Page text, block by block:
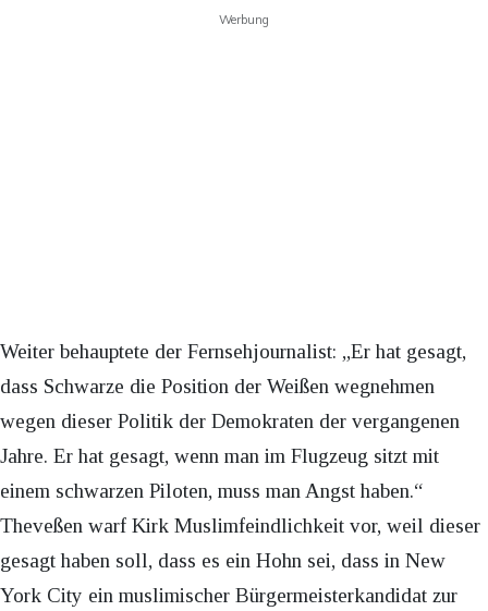
Werbung
Weiter behauptete der Fernsehjournalist: „Er hat gesagt,
dass Schwarze die Position der Weißen wegnehmen
wegen dieser Politik der Demokraten der vergangenen
Jahre. Er hat gesagt, wenn man im Flugzeug sitzt mit
einem schwarzen Piloten, muss man Angst haben.“
Theveßen warf Kirk Muslimfeindlichkeit vor, weil dieser
gesagt haben soll, dass es ein Hohn sei, dass in New
York City ein muslimischer Bürgermeisterkandidat zur